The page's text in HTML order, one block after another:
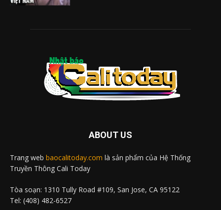
ABOUT US
Trang web baocalitoday.com là sản phẩm của Hệ Thống
Truyền Thông Cali Today
Tòa soạn: 1310 Tully Road #109, San Jose, CA 95122
Tel: (408) 482-6527